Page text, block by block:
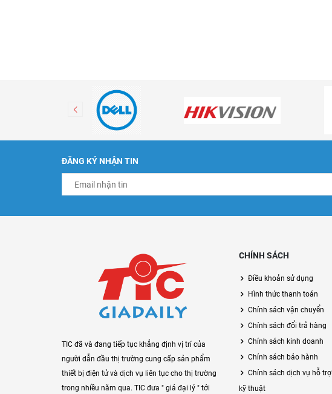
ĐĂNG KÝ NHẬN TIN
TIC đã và đang tiếp tục khẳng định vị trí của
người dẫn đầu thị trường cung cấp sản phẩm
thiết bị điện tử và dịch vụ liên tục cho thị trường
trong nhiều năm qua. TIC đưa " giá đại lý " tới
CHÍNH SÁCH
Điều khoản sử dụng
Hình thức thanh toán
Chính sách vận chuyển
Chính sách đổi trả hàng
Chính sách kinh doanh
Chính sách bảo hành
Chính sách dịch vụ hỗ trợ
kỹ thuật